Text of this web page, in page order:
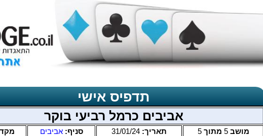
תדפיס אישי
אביבים כרמל רביעי בוקר
מושב5 מתוך5 תאריך: 31/01/24 סניף:אביבים